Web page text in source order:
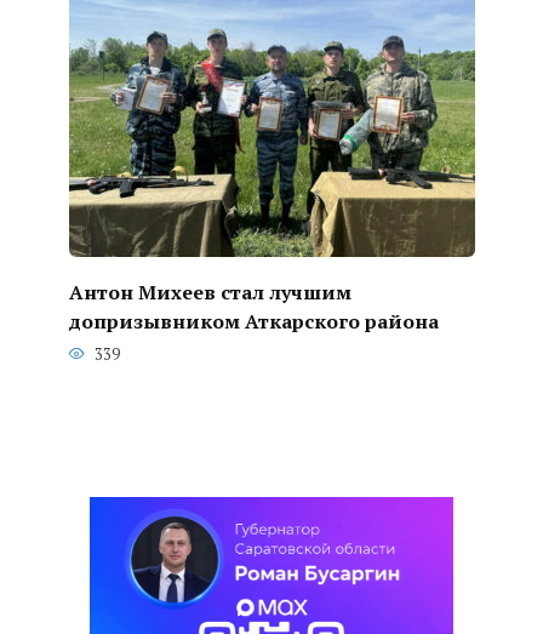
Антон Михеев стал лучшим
допризывником Аткарского района
339